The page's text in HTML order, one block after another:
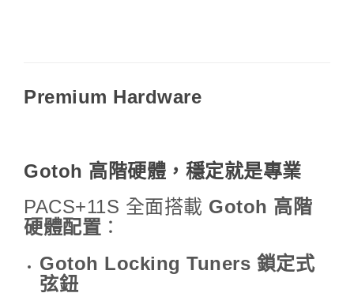
Premium Hardware
Gotoh 高階硬體，穩定就是專業
PACS+11S 全面搭載 Gotoh 高階
硬體配置 ：
Gotoh Locking Tuners 鎖定式
弦鈕